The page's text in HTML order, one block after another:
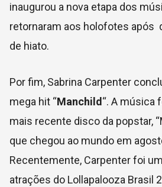
inaugurou a nova etapa dos
retornaram aos holofotes após
de hiato.
Por fim, Sabrina Carpenter
mega hit “Manchild“. A música
mais recente disco da popstar,
que chegou ao mundo em
Recentemente, Carpenter foi
atrações do Lollapalooza Brasil